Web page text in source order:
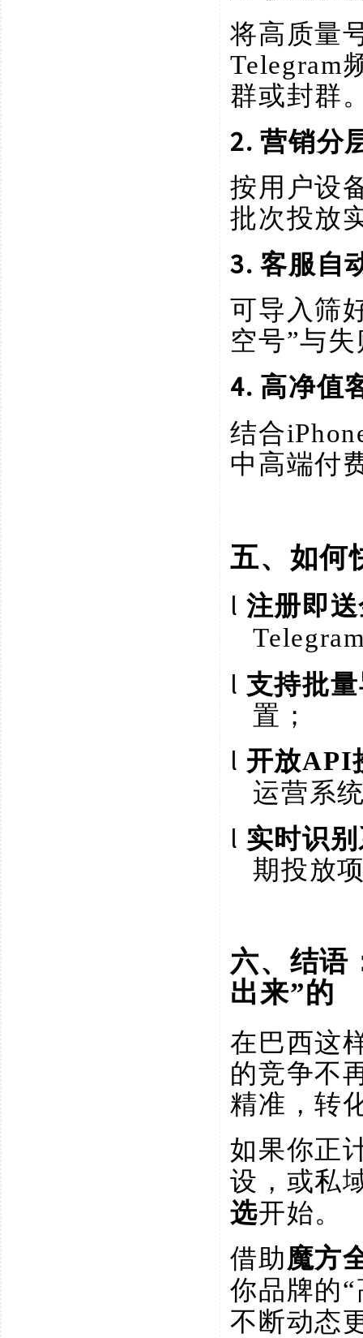
将高质量
Telegram
群或封群
2. 营销分
按用户设
批次投放
3. 客服自
可导入筛
空号”与
4. 高净值
结合
中高端付
五、如何
l 注册即
l 支持批
置；
l 开放API
运营系
l 实时识
期投放
六、结语
出来”的
在巴西这
的竞争不
精准，转
如果你正
设，或私
选开始。
借助魔方
你品牌的
不断动态